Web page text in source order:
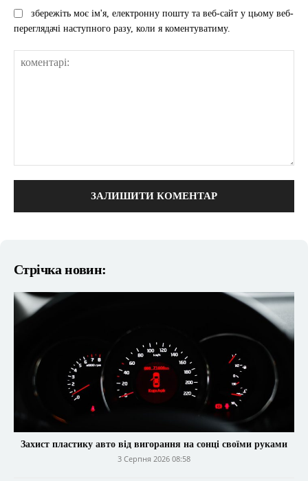
збережіть моє ім'я, електронну пошту та веб-сайт у цьому веб-
переглядачі наступного разу, коли я коментуватиму.
Стрічка новин:
Захист пластику авто від вигорання на сонці своїми руками
3 Серпня 2026 08:58